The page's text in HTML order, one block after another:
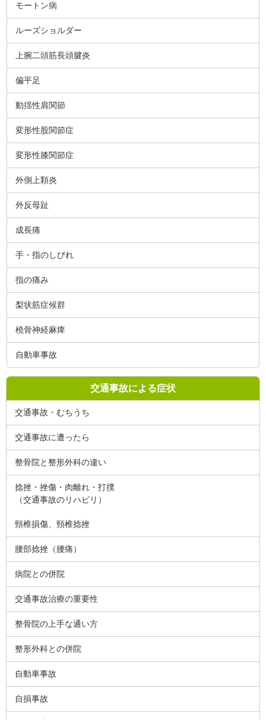
モートン病
ルーズショルダー
上腕二頭筋長頭腱炎
偏平足
動揺性肩関節
変形性股関節症
変形性膝関節症
外側上顆炎
外反母趾
成長痛
手・指のしびれ
指の痛み
梨状筋症候群
橈骨神経麻痺
自動車事故
交通事故による症状
交通事故・むちうち
交通事故に遭ったら
整骨院と整形外科の違い
捻挫・挫傷・肉離れ・打撲
（交通事故のリハビリ）
頸椎損傷、頸椎捻挫
腰部捻挫（腰痛）
病院との併院
交通事故治療の重要性
整骨院の上手な通い方
整形外科との併院
自動車事故
自損事故